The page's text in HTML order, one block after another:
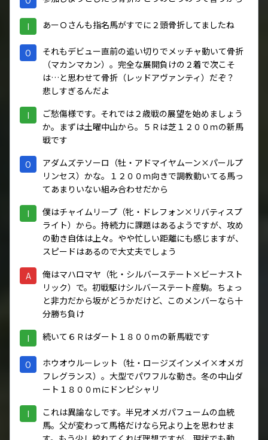
I あーＯさんも指名馬がすでに２頭骨折してましたね
O
それもデビュー直前の追い切りでメッチャ動いて骨折
（マカンマカン）。完全な展開負けの２着で次こそ
は…と思わせて骨折（レッドアヴァンティ）だぞ？
悲しすぎるんだよ
I
ご愁傷様です。それでは２歳戦の展望を始めましょう
か。まずは土曜中山から。５Ｒは芝１２００ｍの新馬
戦です
O
アダムズテソーロ（牡・アドマイヤムーン×パールプ
リンセス）かな。１２００ｍ向きで調教動いてる馬っ
てあまりいない組み合わせだから
I
僕はチャイムリープ（牝・ドレフォン×リバティスプ
ライト）から。持続力に課題はあるようですが、攻め
の動き自体は上々。やや忙しい距離にも感じますが、
スピードはあるので大丈夫でしょう
A
俺はマハロマヤ（牝・シルバーステート×ビーナスト
リック）で。初戦駆けシルバーステート産駒。ちょっ
と非力だから坂がどうかだけど、このメンバーなら十
分勝ち負け
I 続いて６Ｒはダート１８００ｍの新馬戦です
O
ホウオウルーレット（牡・ロージズインメイ×オメガ
フレグランス）。大型でパワフルな動き。冬の中山ダ
ート１８００ｍにドンピシャリ
I
これは異論なしです。半兄オメガパフュームの血統
馬。父が変わって馬格だけなら兄より上を思わせま